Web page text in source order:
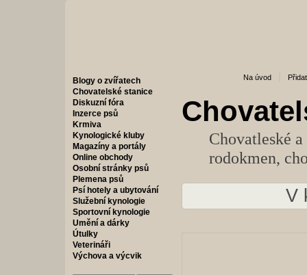
Blogy o zvířatech
Chovatelské stanice
Diskuzní fóra
Inzerce psů
Krmiva
Kynologické kluby
Magazíny a portály
Online obchody
Osobní stránky psů
Plemena psů
Psí hotely a ubytování
Služební kynologie
Sportovní kynologie
Umění a dárky
Útulky
Veterináři
Výchova a výcvik
Na úvod
Chovatleské
rodokmen,
V